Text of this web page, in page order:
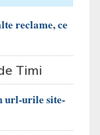
reclame, ce
Timi
url-urile site-